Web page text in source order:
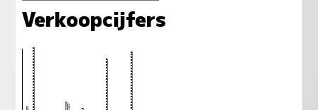
Verkoopcijfers
668
508
635
657